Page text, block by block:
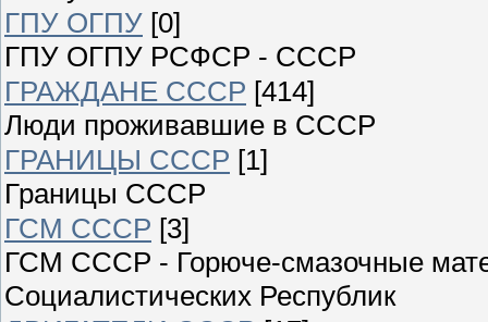
ГПУ ОГПУ [0]
ГПУ ОГПУ РСФСР - СССР
ГРАЖДАНЕ СССР [414]
Люди проживавшие в СССР
ГРАНИЦЫ СССР [1]
Границы СССР
ГСМ СССР [3]
ГСМ СССР - Горюче-смазочные
Социалистических Республик